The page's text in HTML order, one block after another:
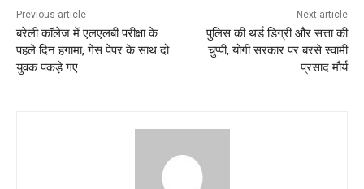
Previous article
बरेली कॉलेज में एलएलबी परीक्षा के
पहले दिन हंगामा, गेस पेपर के साथ दो
युवक पकड़े गए
Next article
पुलिस की थर्ड डिग्री और सत्ता की
चुप्पी, योगी सरकार पर बरसे स्वामी
प्रसाद मौर्य